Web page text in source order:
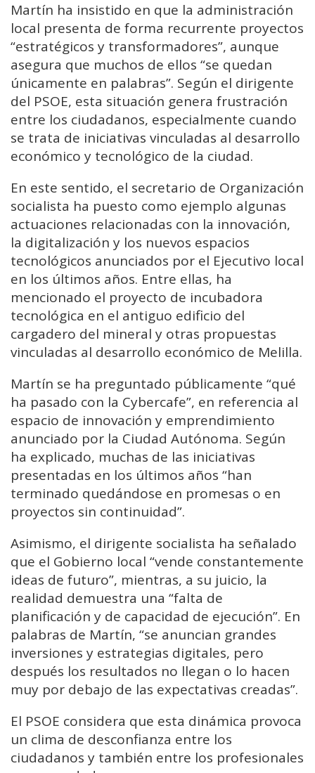
Martín ha insistido en que la administración
local presenta de forma recurrente proyectos
“estratégicos y transformadores”, aunque
asegura que muchos de ellos “se quedan
únicamente en palabras”. Según el dirigente
del PSOE, esta situación genera frustración
entre los ciudadanos, especialmente cuando
se trata de iniciativas vinculadas al desarrollo
económico y tecnológico de la ciudad.
En este sentido, el secretario de Organización
socialista ha puesto como ejemplo algunas
actuaciones relacionadas con la innovación,
la digitalización y los nuevos espacios
tecnológicos anunciados por el Ejecutivo local
en los últimos años. Entre ellas, ha
mencionado el proyecto de incubadora
tecnológica en el antiguo edificio del
cargadero del mineral y otras propuestas
vinculadas al desarrollo económico de Melilla.
Martín se ha preguntado públicamente “qué
ha pasado con la Cybercafe”, en referencia al
espacio de innovación y emprendimiento
anunciado por la Ciudad Autónoma. Según
ha explicado, muchas de las iniciativas
presentadas en los últimos años “han
terminado quedándose en promesas o en
proyectos sin continuidad”.
Asimismo, el dirigente socialista ha señalado
que el Gobierno local “vende constantemente
ideas de futuro”, mientras, a su juicio, la
realidad demuestra una “falta de
planificación y de capacidad de ejecución”. En
palabras de Martín, “se anuncian grandes
inversiones y estrategias digitales, pero
después los resultados no llegan o lo hacen
muy por debajo de las expectativas creadas”.
El PSOE considera que esta dinámica provoca
un clima de desconfianza entre los
ciudadanos y también entre los profesionales